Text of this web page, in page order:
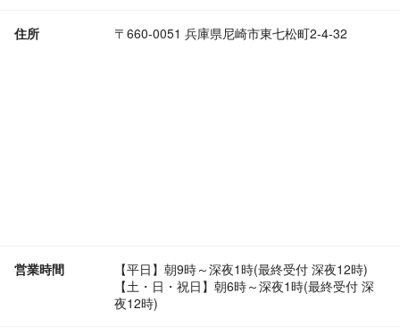
住所 〒660-0051 兵庫県尼崎市東七松町2-4-32
営業時間
【平日】朝9時～深夜1時(最終受付 深夜12時)
【土・日・祝日】朝6時～深夜1時(最終受付 深
夜12時)